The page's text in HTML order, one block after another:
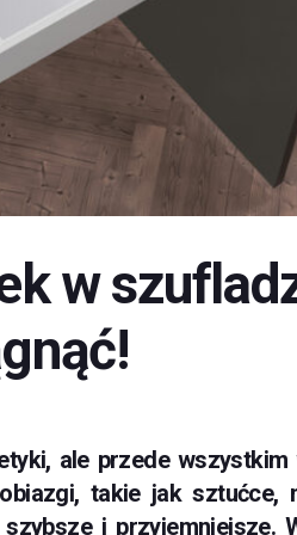
w
ale przede wszystkim
takie jak sztućce,
i przyjemniejsze.